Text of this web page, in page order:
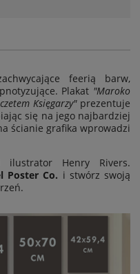
feerią barw,
Plakat "Maroko
Księgarzy"prezentuje
się na jego najbardziej
ścianie grafika wprowadzi
Henry Rivers.
Poster Co. i stwórz swoją